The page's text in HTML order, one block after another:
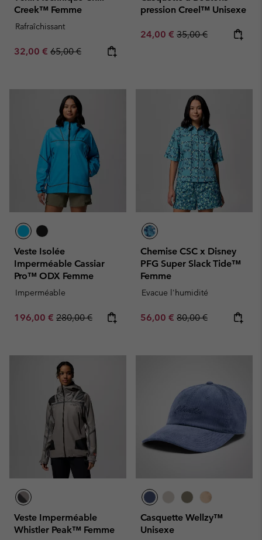
Creek™ Femme
Rafraîchissant
Sale price:
32,00 € Regular price:
65,00 €
pression Creel™ Unisexe
Sale price:
24,00 € Regular price:
35,00 €
Veste Isolée
Imperméable Cassiar
Pro™ ODX Femme
Imperméable
Sale price:
196,00 € Regular price:
280,00 €
Chemise CSC x Disney
PFG Super Slack Tide™
Femme
Evacue l'humidité
Sale price:
56,00 € Regular price:
80,00 €
Veste Imperméable
Whistler Peak™ Femme
Casquette Wellzy™
Unisexe